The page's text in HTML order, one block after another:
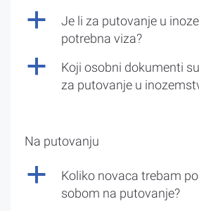
a
Je li za putovanje u
potrebna viza?
a
Koji osobni dokumenti
za putovanje u
Na putovanju
a
Koliko novaca trebam
sobom na putovanje?